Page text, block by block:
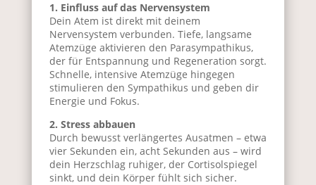
1. Einfluss auf das Nervensystem
Dein Atem ist direkt mit deinem
Nervensystem verbunden. Tiefe, langsame
Atemzüge aktivieren den Parasympathikus,
der für Entspannung und Regeneration sorgt.
Schnelle, intensive Atemzüge hingegen
stimulieren den Sympathikus und geben dir
Energie und Fokus.
2. Stress abbauen
Durch bewusst verlängertes Ausatmen – etwa
vier Sekunden ein, acht Sekunden aus – wird
dein Herzschlag ruhiger, der Cortisolspiegel
sinkt, und dein Körper fühlt sich sicher.